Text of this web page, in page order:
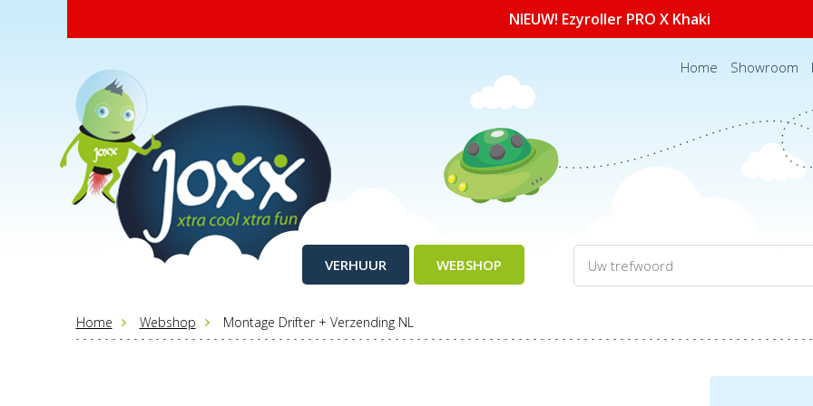
NIEUW! Ezyroller PRO X Khaki
Home Showroom
VERHUUR WEBSHOP
Home Webshop Montage Drifter + Verzending NL